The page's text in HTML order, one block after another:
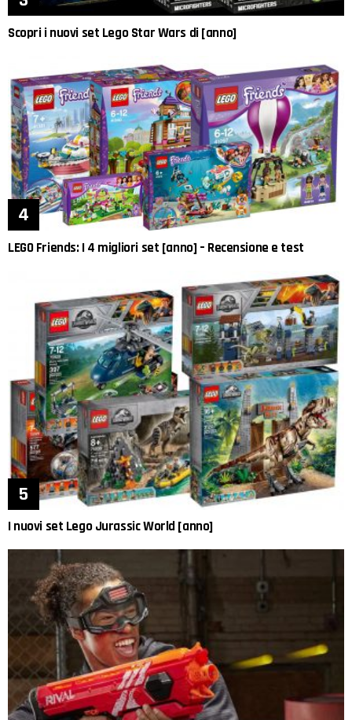
Scopri i nuovi set Lego Star Wars di [anno]
LEGO Friends: I 4 migliori set [anno] – Recensione e test
I nuovi set Lego Jurassic World [anno]